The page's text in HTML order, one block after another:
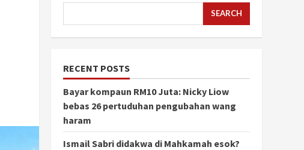
SEARCH
RECENT POSTS
Bayar kompaun RM10 Juta: Nicky Liow
bebas 26 pertuduhan pengubahan wang
haram
Ismail Sabri didakwa di Mahkamah esok?